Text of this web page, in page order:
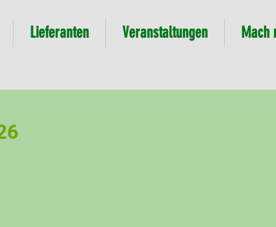
Lieferanten Veranstaltungen Mach